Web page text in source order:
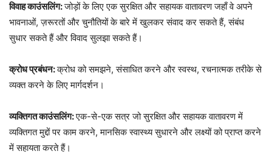
विवाह काउंसलिंग:जोड़ों के लिए एक सुरक्षित और सहायक वातावरण जहाँ वे अपने
भावनाओं, ज़रूरतों और चुनौतियों के बारे में खुलकर संवाद कर सकते हैं, संबंध
सुधार सकते हैं और विवाद सुलझा सकते हैं।
क्रोध प्रबंधन:क्रोध को समझने, संसाधित करने और स्वस्थ, रचनात्मक तरीके से
व्यक्त करने के लिए मार्गदर्शन।
व्यक्तिगत काउंसलिंग:एक-से-एक सत्र जो सुरक्षित और सहायक वातावरण में
व्यक्तिगत मुद्दों पर काम करने, मानसिक स्वास्थ्य सुधारने और लक्ष्यों को प्राप्त करने
में सहायता करते हैं।